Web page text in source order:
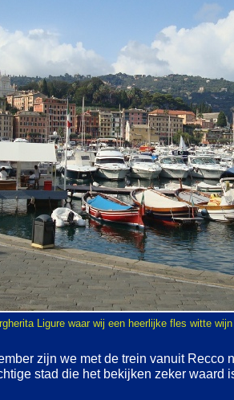
Ligure waar wij een heerlijke fles witte
zijn we met de trein vanuit Recco
stad die het bekijken zeker waard